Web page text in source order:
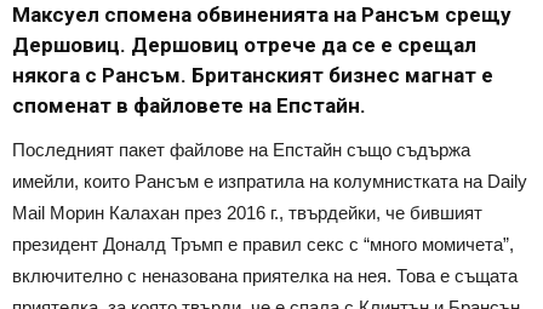
Максуел спомена обвиненията на Рансъм срещу
Дершовиц. Дершовиц отрече да се е срещал
някога с Рансъм. Британският бизнес магнат е
споменат в файловете на Епстайн.
Последният пакет файлове на Епстайн също съдържа
имейли, които Рансъм е изпратила на колумнистката на Daily
Mail Морин Калахан през 2016 г., твърдейки, че бившият
президент Доналд Тръмп е правил секс с “много момичета”,
включително с неназована приятелка на нея. Това е същата